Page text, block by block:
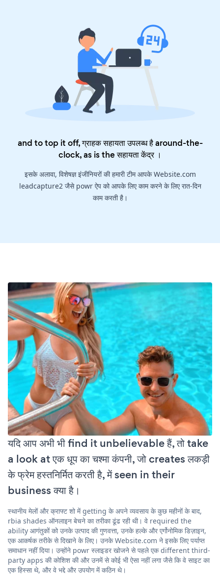
and to top it off, ग्राहक सहायता उपलब्ध है around-the-
clock, as is theसहायता केंद्र।
इसके अलावा, विशेषज्ञ इंजीनियरों की हमारी टीम आपके Website.com
leadcapture2 जैसे powr ऐप को आपके लिए काम करने के लिए रात-दिन
काम करती है।
यदि आप अभी भी find it unbelievable हैं, तो take
a look at एक धूप का चश्मा कंपनी, जो creates लकड़ी
के फ्रेम हस्तनिर्मित करती है, में seen in their
business क्या है।
स्थानीय मेलों और क्राफ्ट शो में getting के अपने व्यवसाय के कुछ महीनों के बाद,
rbia shades ऑनलाइन बेचने का तरीका ढूंढ रही थी। वे required the
ability आगंतुकों को उनके उत्पाद की गुणवत्ता, उनके हल्के और एर्गोनोमिक डिज़ाइन,
एक आकर्षक तरीके से दिखाने के लिए। उनके Website.com ने इसके लिए पर्याप्त
समाधान नहीं दिया। उन्होंने powr स्लाइडर खोजने से पहले एक different third-
party apps की कोशिश की और उनमें से कोई भी ऐसा नहीं लगा जैसे कि वे साइट का
एक हिस्सा थे, और वे भद्दे और उपयोग में कठिन थे।